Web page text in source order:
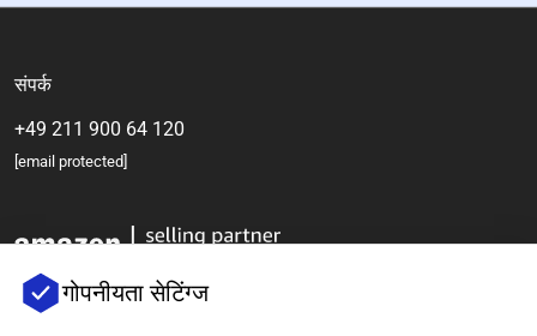
संपर्क
+49 211 900 64 120
[email protected]
गोपनीयता सेटिंग्ज